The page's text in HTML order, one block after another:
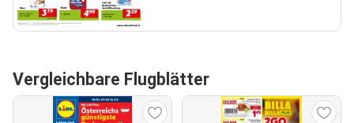
Vergleichbare Flugblätter